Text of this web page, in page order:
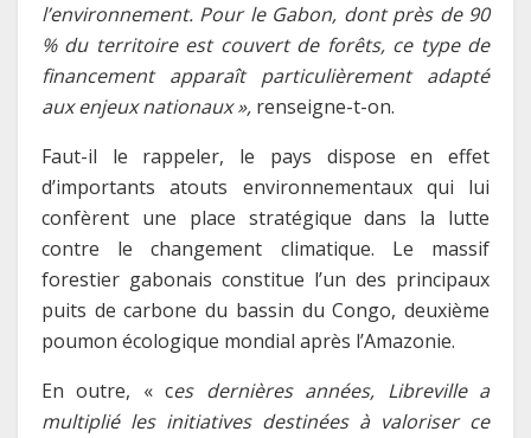
l’environnement. Pour le Gabon, dont près de 90
% du territoire est couvert de forêts, ce type de
financement apparaît particulièrement adapté
aux enjeux nationaux», renseigne-t-on.
Faut-il le rappeler, le pays dispose en effet
d’importants atouts environnementaux qui lui
confèrent une place stratégique dans la lutte
contre le changement climatique. Le massif
forestier gabonais constitue l’un des principaux
puits de carbone du bassin du Congo, deuxième
poumon écologique mondial après l’Amazonie.
En outre, « ces dernières années, Libreville a
multiplié les initiatives destinées à valoriser ce